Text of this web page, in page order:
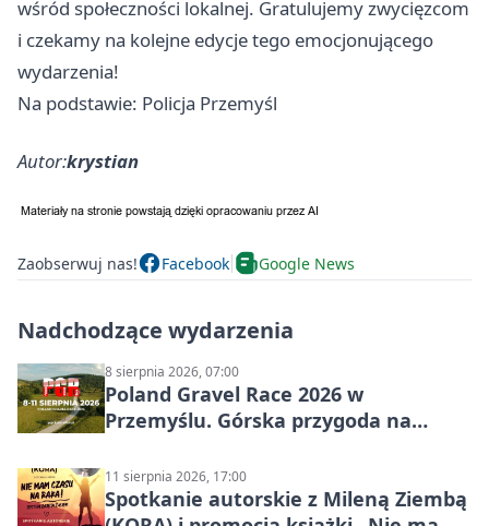
wśród społeczności lokalnej. Gratulujemy zwycięzcom
i czekamy na kolejne edycje tego emocjonującego
wydarzenia!
Na podstawie: Policja Przemyśl
Autor:krystian
Zaobserwuj nas! Facebook Google News
Nadchodzące wydarzenia
8 sierpnia 2026, 07:00
Poland Gravel Race 2026 w
Przemyślu. Górska przygoda na
11 sierpnia 2026, 17:00
Spotkanie autorskie z Mileną Ziembą